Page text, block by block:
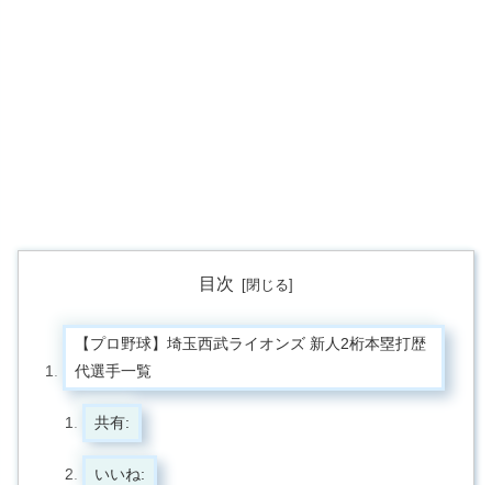
目次
【プロ野球】埼玉西武ライオンズ 新人2桁本塁打歴
代選手一覧
共有:
いいね: